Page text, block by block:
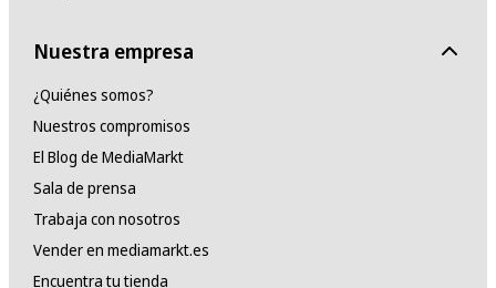
Nuestra empresa
¿Quiénes somos?
Nuestros compromisos
El Blog de MediaMarkt
Sala de prensa
Trabaja con nosotros
Vender en mediamarkt.es
Encuentra tu tienda